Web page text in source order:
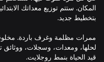
المكان. ستتم توزيع معداتك
ممرات مظلمة وغرف باردة.
لحلها، ومعدات، وسجلات،
قيد الحياة بنمط روجلايت.